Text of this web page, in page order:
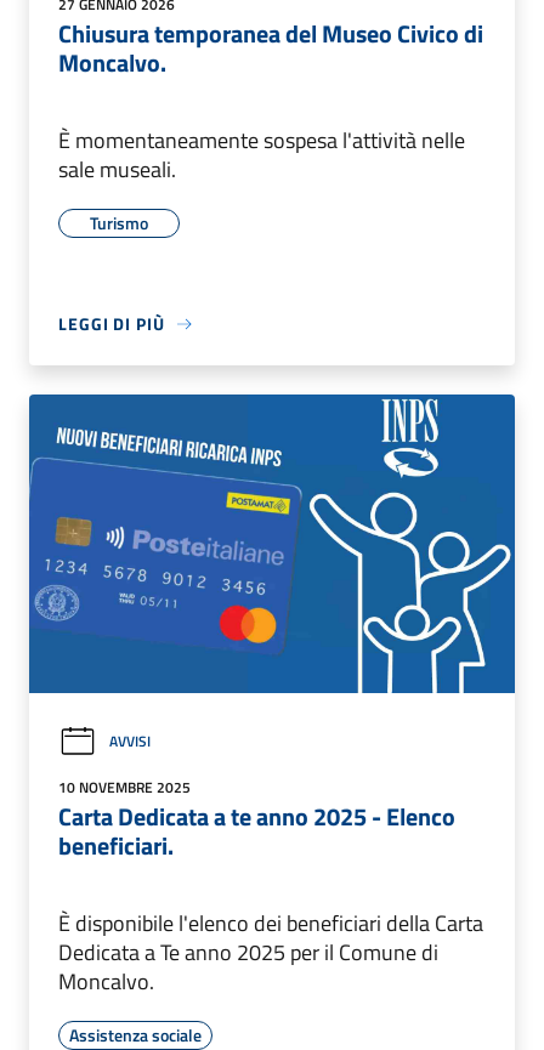
27 GENNAIO 2026
Chiusura temporanea del Museo Civico di
Moncalvo.
È momentaneamente sospesa l'attività nelle
sale museali.
Turismo
LEGGI DI PIÙ
AVVISI
10 NOVEMBRE 2025
Carta Dedicata a te anno 2025 - Elenco
beneficiari.
È disponibile l'elenco dei beneficiari della Carta
Dedicata a Te anno 2025 per il Comune di
Moncalvo.
Assistenza sociale